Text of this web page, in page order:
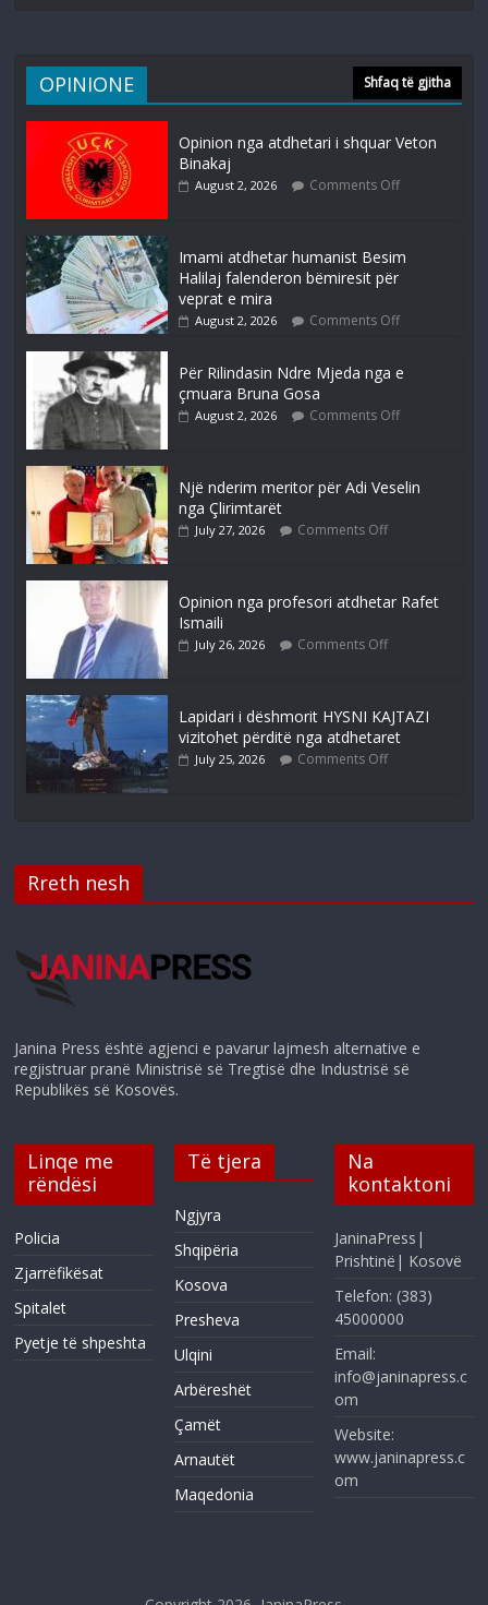
OPINIONE Shfaq të gjitha
Opinion nga atdhetari i shquar Veton
Binakaj
August 2, 2026 Comments Off
Imami atdhetar humanist Besim
Halilaj falenderon bëmiresit për
veprat e mira
August 2, 2026 Comments Off
Për Rilindasin Ndre Mjeda nga e
çmuara Bruna Gosa
August 2, 2026 Comments Off
Një nderim meritor për Adi Veselin
nga Çlirimtarët
July 27, 2026 Comments Off
Opinion nga profesori atdhetar Rafet
Ismaili
July 26, 2026 Comments Off
Lapidari i dëshmorit HYSNI KAJTAZI
vizitohet përditë nga atdhetaret
July 25, 2026 Comments Off
Rreth nesh
Janina Press është agjenci e pavarur lajmesh alternative e
regjistruar pranë Ministrisë së Tregtisë dhe Industrisë së
Republikës së Kosovës.
Linqe me
rëndësi
Policia
Zjarrëfikësat
Spitalet
Pyetje të shpeshta
Të tjera
Ngjyra
Shqipëria
Kosova
Presheva
Ulqini
Arbëreshët
Çamët
Arnautët
Maqedonia
Na
kontaktoni
JaninaPress|
Prishtinë| Kosovë
Telefon: (383)
45000000
Email:
info@janinapress.c
om
Website:
www.janinapress.c
om